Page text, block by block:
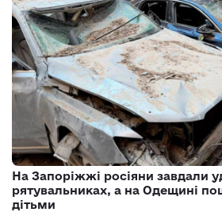
На Запоріжжі росіяни завдали
рятувальниках, а на Одещині
дітьми